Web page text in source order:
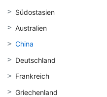
Südostasien
Australien
China
Deutschland
Frankreich
Griechenland